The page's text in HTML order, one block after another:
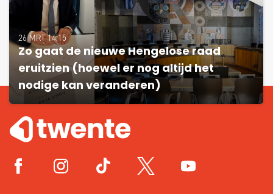
26 MRT 14:15
Zo gaat de nieuwe Hengelose raad
eruitzien (hoewel er nog altijd het
nodige kan veranderen)